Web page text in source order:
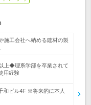
施工会社へ納める建材の製
上◆理系学部を卒業されて
用経験
和ビル4F ※将来的に本人